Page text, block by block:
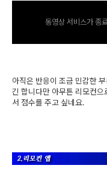
동영상 서비스가 종
아직은 반응이 조금 민감한
긴 합니다만 아무튼 리모컨
서 점수를 주고 싶네요.